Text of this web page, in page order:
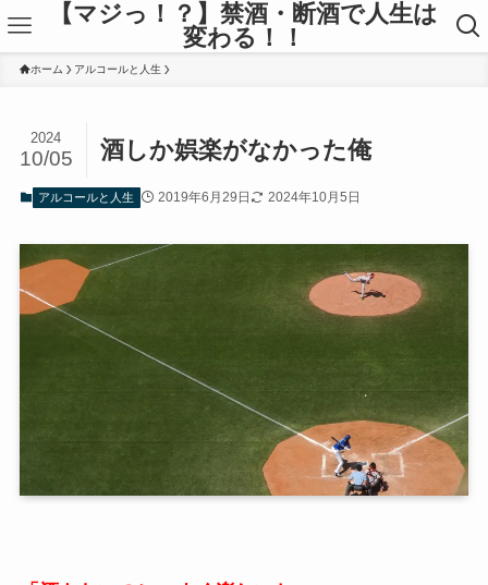
【マジっ！？】禁酒・断酒で人生は
変わる！！
ホーム アルコールと人生
酒しか娯楽がなかった俺
2024
10/05
アルコールと人生 2019年6月29日 2024年10月5日